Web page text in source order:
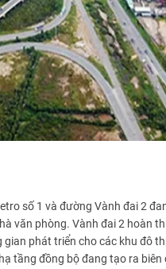
số 1 và đường Vành đai 2
văn phòng. Vành đai 2 hoàn
phát triển cho các khu đô
tầng đồng bộ đang tạo ra